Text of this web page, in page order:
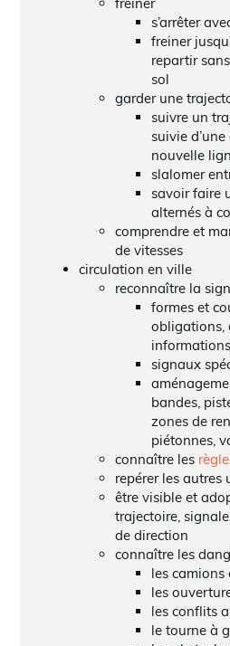
s’arrêter
freiner
repartir
sol
garder une
suivre un
suivie
nouvelle
slalomer
savoir faire
alternés à
comprendre et
de vitesses
circulation en ville
reconnaître la
formes et
obligations,
informations
signaux
bandes,
zones de
piétonnes,
connaître les
repérer les autres
être visible et
trajectoire,
de direction
connaître les
les camions
les
les conflits
le tourne à